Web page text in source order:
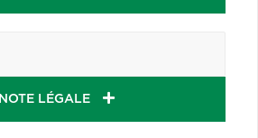
NOTE LÉGALE